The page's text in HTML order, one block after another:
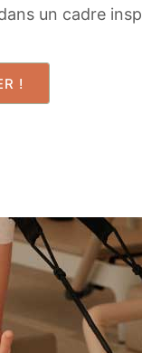
un cadre
!